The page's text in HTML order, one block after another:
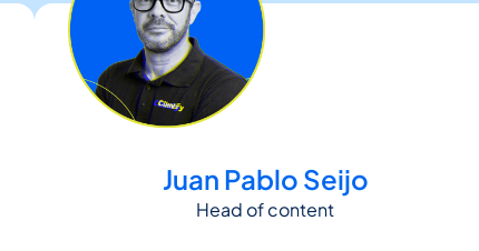
Juan Pablo Seijo
Head of content